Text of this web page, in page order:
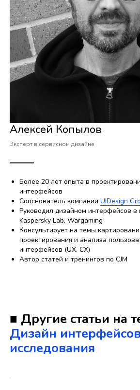
Алексей Копылов
Эксперт в сервисном дизайне
Более 20 лет опыта в
интерфейсов
Сооснователь компании UIDesign
Руководил дизайном интерфейсов в
Kaspersky Lab, Wargaming
Консультирует на темы
проектирования и анализа
интерфейсов (UX, CX)
Автор статей и тренингов по CJM
■ Другие статьи на
Дизайн
исследования